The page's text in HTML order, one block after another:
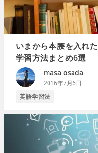
いまから本腰を入れ
学習方法まとめ6選
masa osada
2016年7月6日
英語学習法